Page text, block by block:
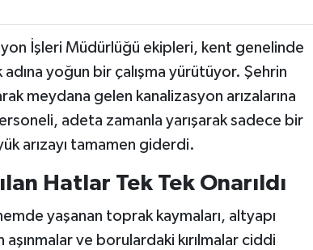
İşleri Müdürlüğü ekipleri, kent genelinde
yoğun bir çalışma yürütüyor. Şehrin
meydana gelen kanalizasyon arızalarına
adeta zamanla yarışarak sadece bir
arızayı tamamen giderdi.
Hatlar Tek Tek Onarıldı
yaşanan toprak kaymaları, altyapı
ve borulardaki kırılmalar ciddi